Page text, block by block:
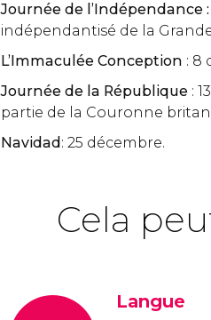
Journée de l’Indépendance :
indépendantisé de la
L’Immaculée Conception : 8
Journée de la République :
partie de la Couronne
Navidad: 25 décembre.
Cela
Langue